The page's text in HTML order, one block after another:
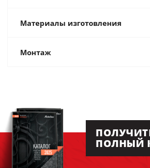
Материалы изготовления
Монтаж
ПОЛНЫЙ